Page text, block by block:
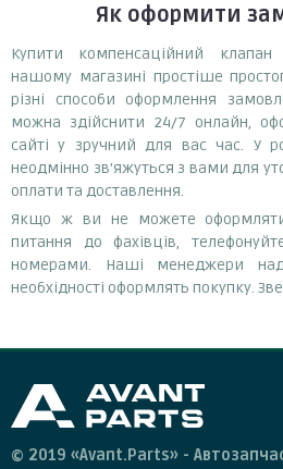
Як оформити
Купити компенсаційний клапан
нашому магазині простіше
різні способи оформлення
можна здійснити 24/7 онлайн,
сайті у зручний для вас час. У
неодмінно зв'яжуться з вами для
оплати та доставлення.
Якщо ж ви не можете
питання до фахівців,
номерами. Наші менеджери
необхідності оформлять покупку.
© 2019 «Avant.Parts» -